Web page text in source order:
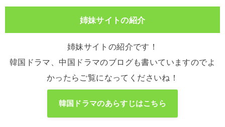
姉妹サイトの紹介
姉妹サイトの紹介です！
韓国ドラマ、中国ドラマのブログも書いていますのでよ
かったらご覧になってくださいね！
韓国ドラマのあらすじはこちら